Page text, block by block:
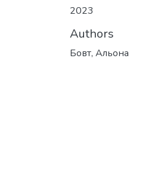
2023
Authors
Бовт, Альона